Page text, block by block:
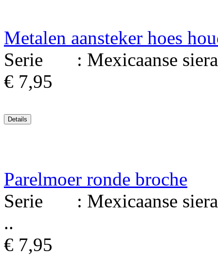
Metalen aansteker hoes
Serie : Mexicaanse
€ 7,95
Parelmoer ronde broche
Serie : Mexicaanse
..
€ 7,95